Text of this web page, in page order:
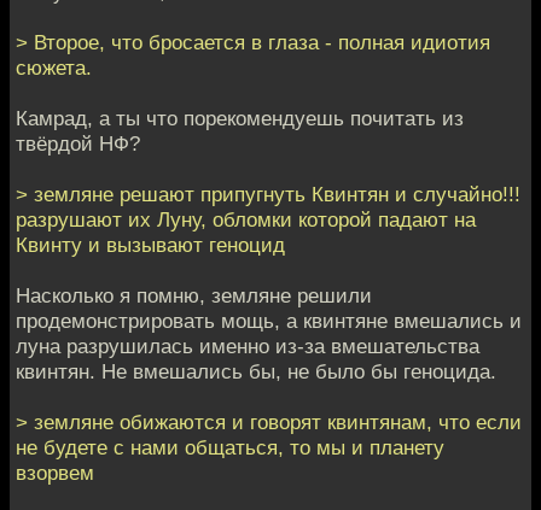
> Второе, что бросается в глаза - полная идиотия
сюжета.
Камрад, а ты что порекомендуешь почитать из
твёрдой НФ?
> земляне решают припугнуть Квинтян и случайно!!!
разрушают их Луну, обломки которой падают на
Квинту и вызывают геноцид
Насколько я помню, земляне решили
продемонстрировать мощь, а квинтяне вмешались и
луна разрушилась именно из-за вмешательства
квинтян. Не вмешались бы, не было бы геноцида.
> земляне обижаются и говорят квинтянам, что если
не будете с нами общаться, то мы и планету
взорвем